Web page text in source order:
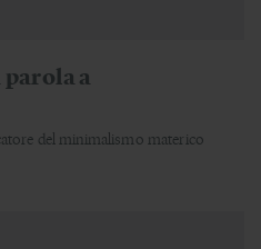
a
del minimalismo materico